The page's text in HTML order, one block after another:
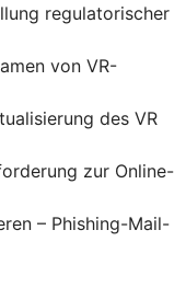
regulatorischer
von VR-
des VR
zur Online-
– Phishing-Mail-